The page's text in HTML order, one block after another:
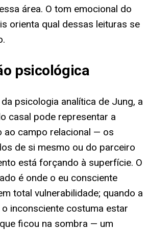
área. O tom emocional do
orienta qual dessas leituras se
psicológica
psicologia analítica de Jung, a
casal pode representar a
ao campo relacional — os
de si mesmo ou do parceiro
está forçando à superfície. O
é onde o eu consciente
total vulnerabilidade; quando a
inconsciente costuma estar
ficou na sombra — um